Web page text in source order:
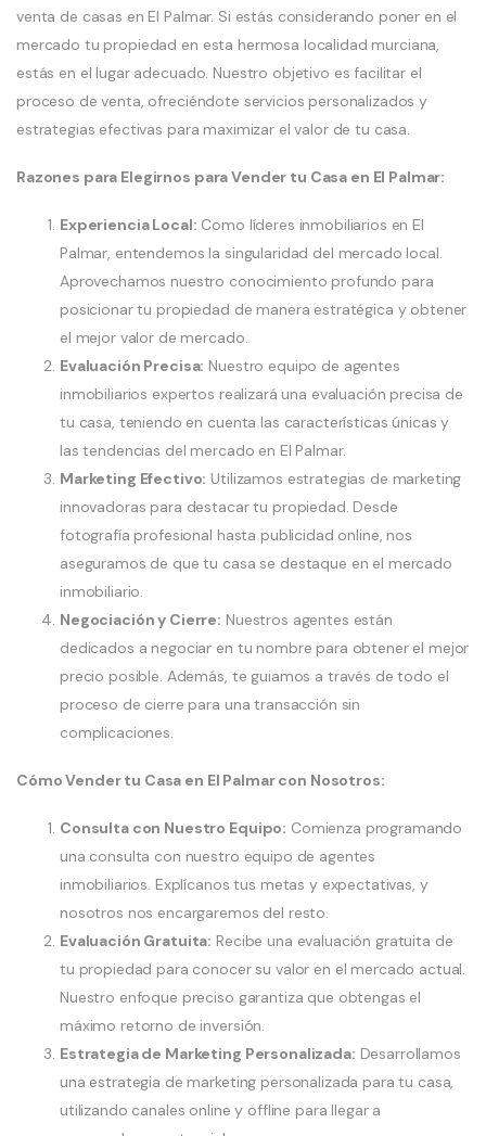
venta de casas en El Palmar. Si estás considerando poner en el
mercado tu propiedad en esta hermosa localidad murciana,
estás en el lugar adecuado. Nuestro objetivo es facilitar el
proceso de venta, ofreciéndote servicios personalizados y
estrategias efectivas para maximizar el valor de tu casa.
Razones para Elegirnos para Vender tu Casa en El Palmar:
Experiencia Local: Como líderes inmobiliarios en El
Palmar, entendemos la singularidad del mercado local.
Aprovechamos nuestro conocimiento profundo para
posicionar tu propiedad de manera estratégica y obtener
el mejor valor de mercado.
Evaluación Precisa: Nuestro equipo de agentes
inmobiliarios expertos realizará una evaluación precisa de
tu casa, teniendo en cuenta las características únicas y
las tendencias del mercado en El Palmar.
Marketing Efectivo: Utilizamos estrategias de marketing
innovadoras para destacar tu propiedad. Desde
fotografía profesional hasta publicidad online, nos
aseguramos de que tu casa se destaque en el mercado
inmobiliario.
Negociación y Cierre: Nuestros agentes están
dedicados a negociar en tu nombre para obtener el mejor
precio posible. Además, te guiamos a través de todo el
proceso de cierre para una transacción sin
complicaciones.
Cómo Vender tu Casa en El Palmar con Nosotros:
Consulta con Nuestro Equipo: Comienza programando
una consulta con nuestro equipo de agentes
inmobiliarios. Explícanos tus metas y expectativas, y
nosotros nos encargaremos del resto.
Evaluación Gratuita: Recibe una evaluación gratuita de
tu propiedad para conocer su valor en el mercado actual.
Nuestro enfoque preciso garantiza que obtengas el
máximo retorno de inversión.
Estrategia de Marketing Personalizada: Desarrollamos
una estrategia de marketing personalizada para tu casa,
utilizando canales online y offline para llegar a